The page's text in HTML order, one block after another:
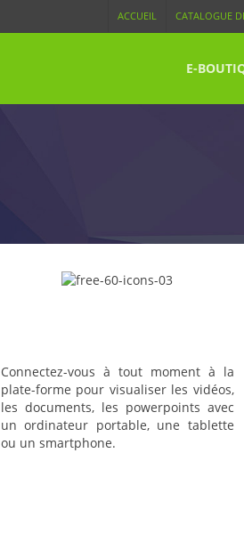
ACCUEIL CATALOGUE
E-
Connectez-vous à tout moment à la
plate-forme pour visualiser les vidéos,
les documents, les powerpoints avec
un ordinateur portable, une tablette
ou un smartphone.